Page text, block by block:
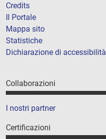
Credits
Il Portale
Mappa sito
Statistiche
Dichiarazione di accessibilità
Collaborazioni
I nostri partner
Certificazioni